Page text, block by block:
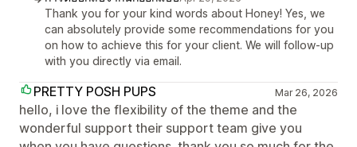
Thank you for your kind words about Honey! Yes, we
can absolutely provide some recommendations for you
on how to achieve this for your client. We will follow-up
with you directly via email.
PRETTY POSH PUPS Mar 26, 2026
hello, i love the flexibility of the theme and the
wonderful support their support team give you